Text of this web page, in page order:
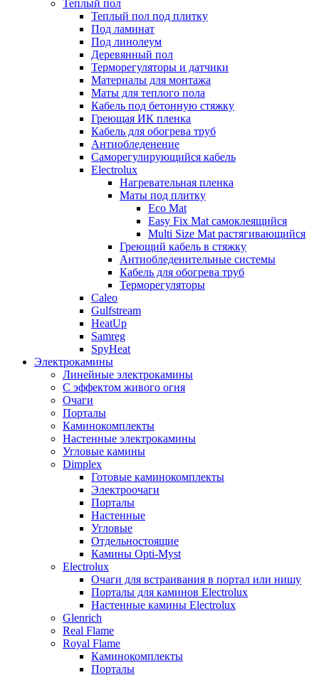
Теплый пол
Теплый пол под плитку
Под ламинат
Под линолеум
Деревянный пол
Терморегуляторы и датчики
Материалы для монтажа
Маты для теплого пола
Кабель под бетонную стяжку
Греющая ИК пленка
Кабель для обогрева труб
Антиобледенение
Саморегулирующийся кабель
Electrolux
Нагревательная пленка
Маты под плитку
Eco Mat
Easy Fix Mat самоклеящийся
Multi Size Mat растягивающийся
Греющий кабель в стяжку
Антиобледенительные системы
Кабель для обогрева труб
Терморегуляторы
Caleo
Gulfstream
HeatUp
Samreg
SpyHeat
Электрокамины
Линейные электрокамины
С эффектом живого огня
Очаги
Порталы
Каминокомплекты
Настенные электрокамины
Угловые камины
Dimplex
Готовые каминокомплекты
Электроочаги
Порталы
Настенные
Угловые
Отдельностоящие
Камины Opti-Myst
Electrolux
Очаги для встраивания в портал или нишу
Порталы для каминов Electrolux
Настенные камины Electrolux
Glenrich
Rеal Flame
Royal Flame
Каминокомплекты
Порталы